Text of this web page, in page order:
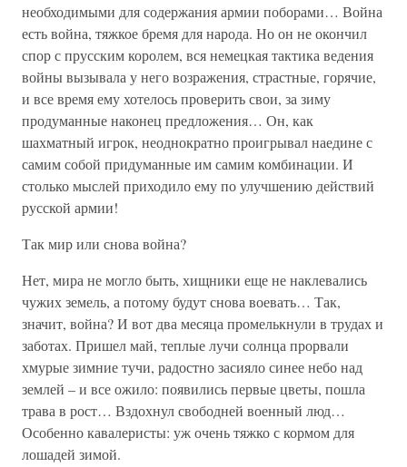
необходимыми для содержания армии поборами… Война
есть война, тяжкое бремя для народа. Но он не окончил
спор с прусским королем, вся немецкая тактика ведения
войны вызывала у него возражения, страстные, горячие,
и все время ему хотелось проверить свои, за зиму
продуманные наконец предложения… Он, как
шахматный игрок, неоднократно проигрывал наедине с
самим собой придуманные им самим комбинации. И
столько мыслей приходило ему по улучшению действий
русской армии!
Так мир или снова война?
Нет, мира не могло быть, хищники еще не наклевались
чужих земель, а потому будут снова воевать… Так,
значит, война? И вот два месяца промелькнули в трудах и
заботах. Пришел май, теплые лучи солнца прорвали
хмурые зимние тучи, радостно засияло синее небо над
землей – и все ожило: появились первые цветы, пошла
трава в рост… Вздохнул свободней военный люд…
Особенно кавалеристы: уж очень тяжко с кормом для
лошадей зимой.